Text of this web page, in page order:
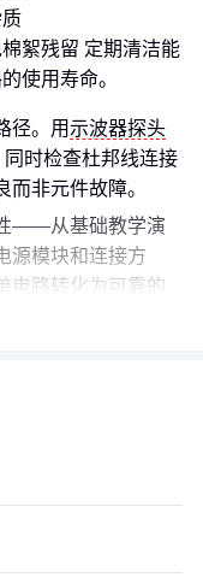
絮残留 定期清洁能
使用寿命。
径。用 示波器探头
时检查杜邦线连接
非元件故障。
——从基础教学演
源模块和连接方
电路转化为可靠的